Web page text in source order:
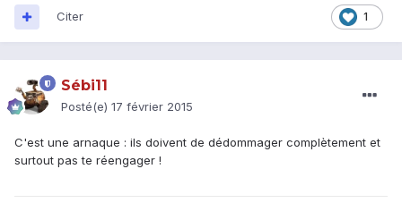
1
Citer
Sébi11
Posté(e) 17 février 2015
C'est une arnaque : ils doivent de dédommager complètement et
surtout pas te réengager !